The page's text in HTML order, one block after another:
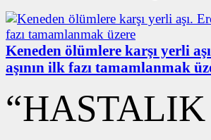
Keneden ölümlere karşı yerli
aşının ilk fazı tamamlanmak